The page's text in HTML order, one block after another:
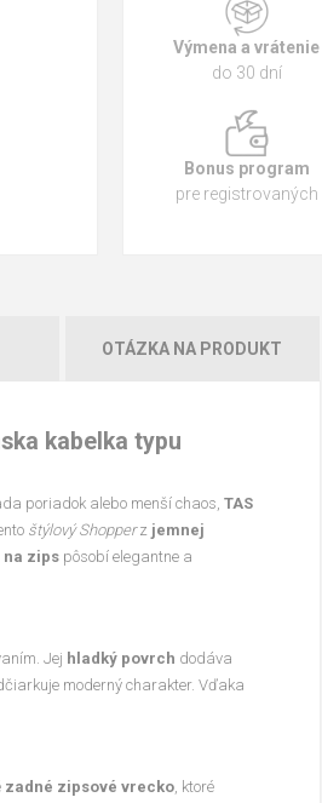
Výmena a vrátenie
do 30 dní
Bonus program
pre registrovaných
OTÁZKA NA PRODUKT
kabelka typu
poriadok alebo menší chaos, TAS
štýlový Shopperz jemnej
zips pôsobí elegantne a
Jej hladký povrch dodáva
moderný charakter. Vďaka
zadné zipsové vrecko, ktoré